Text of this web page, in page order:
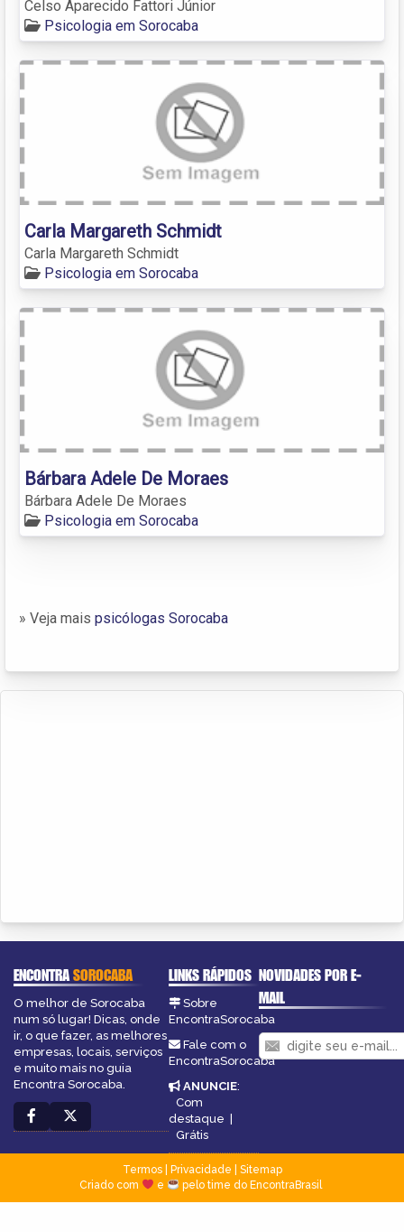
Celso Aparecido Fattori Júnior
Psicologia em Sorocaba
Carla Margareth Schmidt
Carla Margareth Schmidt
Psicologia em Sorocaba
Bárbara Adele De Moraes
Bárbara Adele De Moraes
Psicologia em Sorocaba
» Veja mais psicólogas Sorocaba
ENCONTRASOROCABA
O melhor de Sorocaba
num só lugar! Dicas, onde
ir, o que fazer, as melhores
empresas, locais, serviços
e muito mais no guia
Encontra Sorocaba.
LINKS RÁPIDOS
Sobre
EncontraSorocaba
Fale com o
EncontraSorocaba
ANUNCIE:
Com
destaque |
Grátis
NOVIDADES POR E-
MAIL
Termos| Privacidade
Sitemap
Criado com
e pelo time do EncontraBrasil